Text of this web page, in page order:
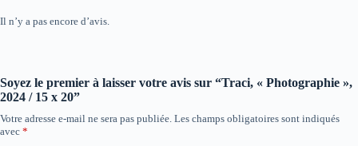
Il n’y a pas encore d’avis.
Soyez le premier à laisser votre avis sur “Traci, « Photographie »,
2024 / 15 x 20”
Votre adresse e-mail ne sera pas publiée. Les champs obligatoires sont indiqués
avec *